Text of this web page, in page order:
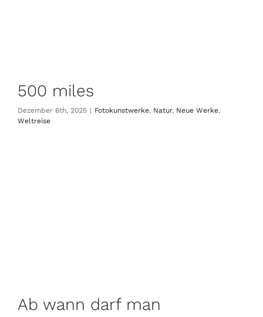
500 miles
Dezember 6th, 2025 | Fotokunstwerke, Natur, Neue Werke,
Weltreise
Ab wann darf man